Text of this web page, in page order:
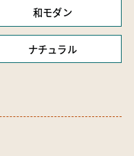
和モダン
ナチュラル